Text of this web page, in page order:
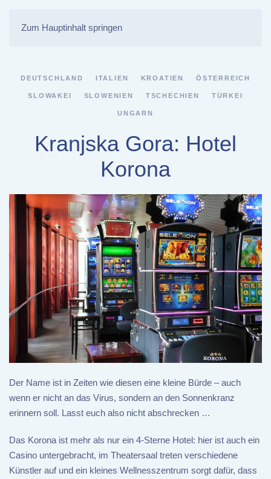
Zum Hauptinhalt springen
DEUTSCHLAND ITALIEN KROATIEN ÖSTERREICH
SLOWAKEI SLOWENIEN TSCHECHIEN TÜRKEI
UNGARN
Kranjska Gora: Hotel
Korona
Der Name ist in Zeiten wie diesen eine kleine Bürde – auch
wenn er nicht an das Virus, sondern an den Sonnenkranz
erinnern soll. Lasst euch also nicht abschrecken …
Das Korona ist mehr als nur ein 4-Sterne Hotel: hier ist auch ein
Casino untergebracht, im Theatersaal treten verschiedene
Künstler auf und ein kleines Wellnesszentrum sorgt dafür, dass